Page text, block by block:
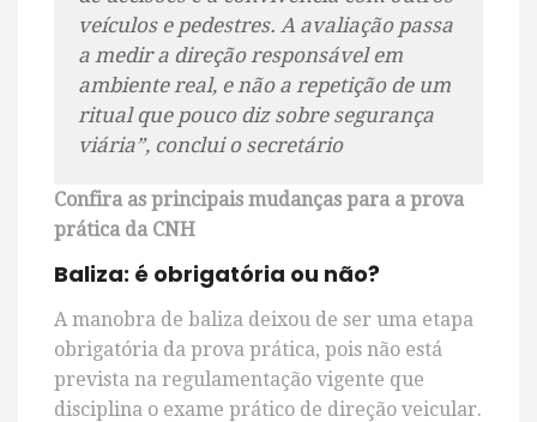
veículos e pedestres. A avaliação passa
a medir a direção responsável em
ambiente real, e não a repetição de um
ritual que pouco diz sobre segurança
viária”, conclui o secretário
Confira as principais mudanças para a prova
prática da CNH
Baliza: é obrigatória ou não?
A manobra de baliza deixou de ser uma etapa
obrigatória da prova prática, pois não está
prevista na regulamentação vigente que
disciplina o exame prático de direção veicular.